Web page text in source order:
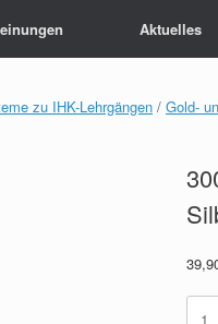
Aktuelles
zu IHK-Lehrgängen / Gold-
300